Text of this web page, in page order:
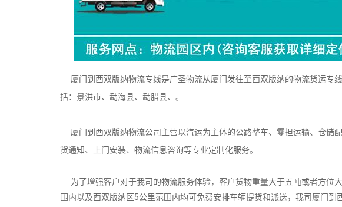
厦门到西双版纳物流专线是广圣物流从厦门发往至西双版纳的物流货运专
括：景洪市、勐海县、勐腊县、。
厦门到西双版纳物流公司主营以汽运为主体的公路整车、零担运输、仓储
货通知、上门安装、物流信息咨询等专业定制化服务。
为了增强客户对于我司的物流服务体验，客户货物重量大于五吨或者方位
围内以及西双版纳区5公里范围内均可免费安排车辆提货和派送，我司厦门